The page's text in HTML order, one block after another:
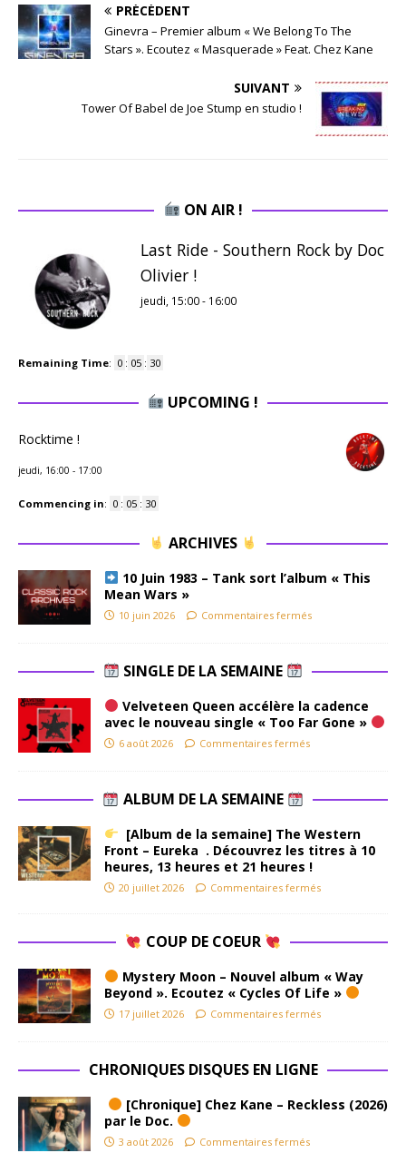
PRÉCÉDENT
Ginevra – Premier album « We Belong To The
Stars ». Ecoutez « Masquerade » Feat. Chez Kane
SUIVANT
Tower Of Babel de Joe Stump en studio !
ON AIR !
Last Ride - Southern Rock by Doc
Olivier !
jeudi, 15:00- 16:00
Remaining Time: 0 : 05 : 29
UPCOMING !
Rocktime !
jeudi, 16:00 - 17:00
Commencing in: 0 : 05 : 29
ARCHIVES
10 Juin 1983 – Tank sort l’album « This
Mean Wars »
10 juin 2026 Commentaires fermés
SINGLE DE LA SEMAINE
Velveteen Queen accélère la cadence
avec le nouveau single « Too Far Gone »
6 août 2026 Commentaires fermés
ALBUM DE LA SEMAINE
[Album de la semaine] The Western
Front – Eureka . Découvrez les titres à 10
heures, 13 heures et 21 heures !
20 juillet 2026 Commentaires fermés
COUP DE COEUR
Mystery Moon – Nouvel album « Way
Beyond ». Ecoutez « Cycles Of Life »
17 juillet 2026 Commentaires fermés
CHRONIQUES DISQUES EN LIGNE
[Chronique] Chez Kane – Reckless (2026)
par le Doc.
3 août 2026 Commentaires fermés